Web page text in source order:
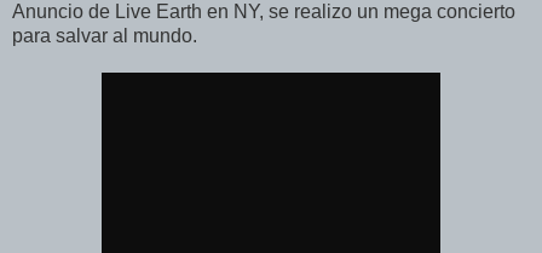
Anuncio de Live Earth en NY, se realizo un mega concierto
para salvar al mundo.